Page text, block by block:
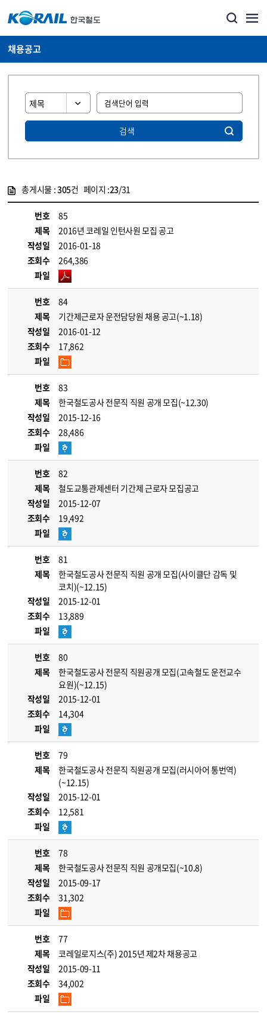
채용공고
검색
총게시물 :305건 페이지 :23/31
번호
85
제목
2016년 코레일 인턴사원 모집 공고
작성일
2016-01-18
조회수
264,386
파일
번호
84
제목
기간제근로자 운전담당원 채용 공고(~1.18)
작성일
2016-01-12
조회수
17,862
파일
번호
83
제목
한국철도공사 전문직 직원 공개 모집(~12.30)
작성일
2015-12-16
조회수
28,486
파일
번호
82
제목
철도교통관제센터 기간제 근로자 모집공고
작성일
2015-12-07
조회수
19,492
파일
번호
81
제목
한국철도공사 전문직 직원 공개 모집(사이클단 감독 및
코치)(~12.15)
작성일
2015-12-01
조회수
13,889
파일
번호
80
제목
한국철도공사 전문직 직원공개 모집(고속철도 운전교수
요원)(~12.15)
작성일
2015-12-01
조회수
14,304
파일
번호
79
제목
한국철도공사 전문직 직원공개 모집(러시아어 통번역)
(~12.15)
작성일
2015-12-01
조회수
12,581
파일
번호
78
제목
한국철도공사 전문직 직원 공개모집(~10.8)
작성일
2015-09-17
조회수
31,302
파일
번호
77
제목
코레일로지스(주) 2015년 제2차 채용공고
작성일
2015-09-11
조회수
34,002
파일